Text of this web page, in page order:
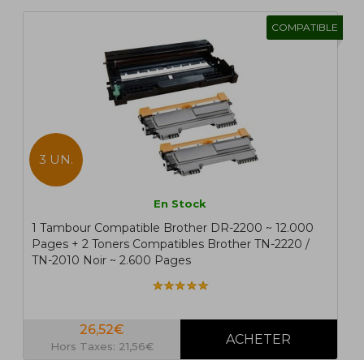
COMPATIBLE
3 UN.
En Stock
1 Tambour Compatible Brother DR-2200 ~ 12.000
Pages + 2 Toners Compatibles Brother TN-2220 /
TN-2010 Noir ~ 2.600 Pages
26,52€
Hors Taxes: 21,56€